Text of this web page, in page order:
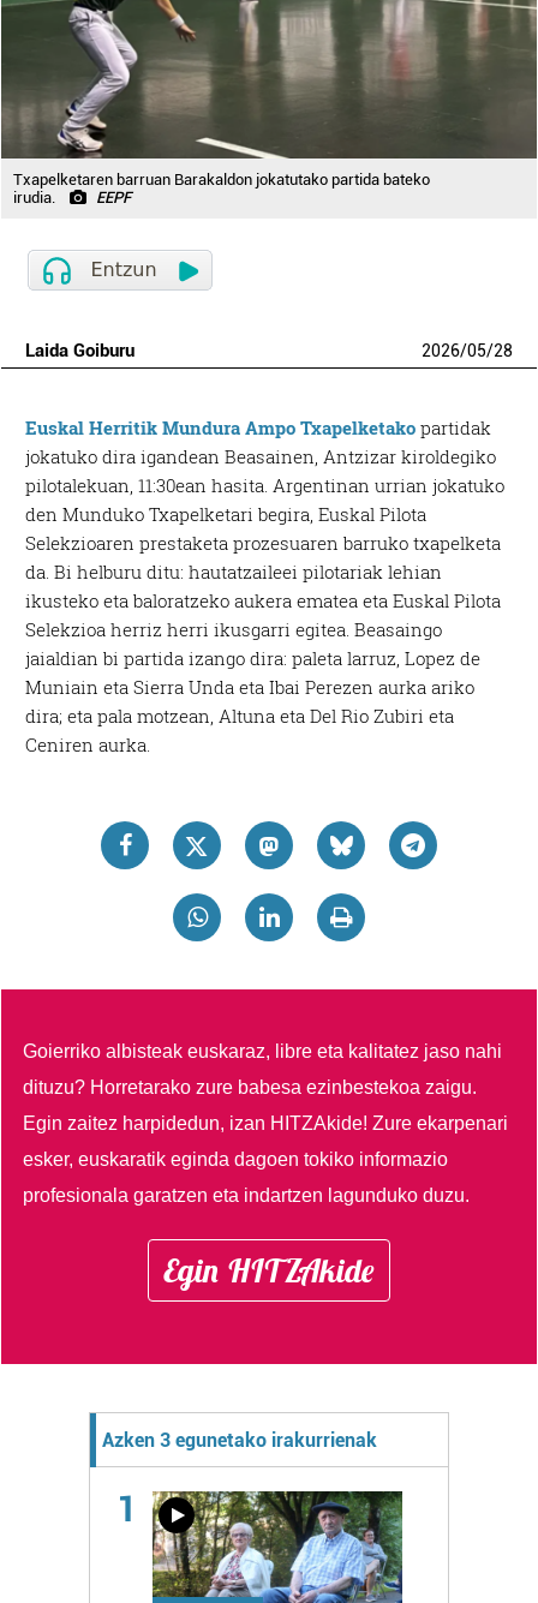
Txapelketaren barruan Barakaldon jokatutako partida bateko
irudia.
EEPF
Laida Goiburu 2026/05/28
Euskal Herritik Mundura Ampo Txapelketako partidak
jokatuko dira igandean Beasainen, Antzizar kiroldegiko
pilotalekuan, 11:30ean hasita. Argentinan urrian jokatuko
den Munduko Txapelketari begira, Euskal Pilota
Selekzioaren prestaketa prozesuaren barruko txapelketa
da. Bi helburu ditu: hautatzaileei pilotariak lehian
ikusteko eta baloratzeko aukera ematea eta Euskal Pilota
Selekzioa herriz herri ikusgarri egitea. Beasaingo
jaialdian bi partida izango dira:paleta larruz, Lopez de
Muniain eta Sierra Unda eta Ibai Perezen aurka ariko
dira; eta pala motzean, Altuna eta Del Rio Zubiri eta
Ceniren aurka.
Goierriko albisteak euskaraz, libre eta kalitatez jaso nahi
dituzu? Horretarako zure babesa ezinbestekoa zaigu.
Egin zaitez harpidedun, izan HITZAkide!Zure ekarpenari
esker, euskaratik eginda dagoen tokiko informazio
profesionala garatzen eta indartzen lagunduko duzu.
Egin HITZAkide
Azken 3 egunetako irakurrienak
1